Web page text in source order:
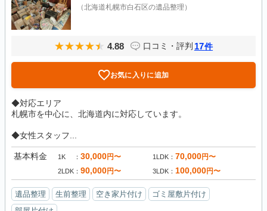
（北海道札幌市白石区の遺品整理）
4.88 口コミ・評判 17件
お気に入りに追加
◆対応エリア
札幌市を中心に、北海道内に対応しています。
◆女性スタッフ...
基本料金 1K 30,000円〜 1LDK 70,000円〜
2LDK 90,000円〜 3LDK 100,000円〜
遺品整理 生前整理 空き家片付け
ゴミ屋敷片付け